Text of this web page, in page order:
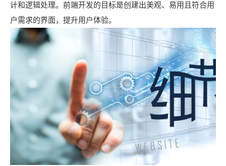
计和逻辑处理。前端开发的目标是创建出美观、易用且符合用
户需求的界面，提升用户体验。